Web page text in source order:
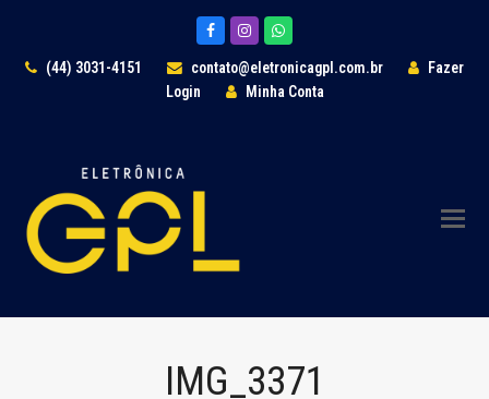
FacebookInstagramWhatsapp
(44) 3031-4151 contato@eletronicagpl.com.br
Fazer
Login
Minha Conta
IMG_3371